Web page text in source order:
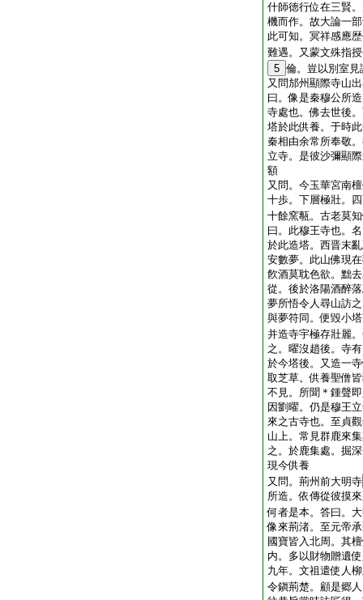
什師徳行位在三賢
機而作。故大論一
此可知。冥祥感應
難遇。又蒙文殊指
5 倫。豈以別室
又問邡州顯際寺山
曰。像是秦穆公所
寺處也。佛去世後
塔於此供養。于時
秦相由余常所奉敬
立寺。是彼沙彌顯
額
又問。今玉華宮南
十歩。下層極壯。
十餘窯甎。古老莫
曰。此穆王寺也。
於此造塔。西晋末
安數夢。此山佛現
飮酒莫耽色欲。黜
從。後於洛陽酒醉
夢所悟令人尋山訪
與夢符同。便毀小
并造寺宇極存壯麗
之。曜沒趙後。寺
於今塔後。又造一
取芝草。供養聖僧
不見。所聞＊鍾聲
因劉曜。仍是穆王
來之古寺也。至貞
山上。常見群鹿來
之。於鹿集處。掘
現今供養
又問。荊州前大明寺
所造。依傳從彼摸
何者是本。答曰。
像來荊渚。至元帝
國寶皆入北周。其
内。多以財物贈遺
九年。文祖遣使人
令鎭荊楚。顧是郷